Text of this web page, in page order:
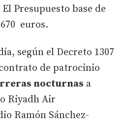
Presupuesto base de
euros.
según el Decreto 1307
de patrocinio
nocturnas a
Riyadh Air
Ramón Sánchez-